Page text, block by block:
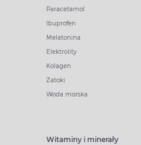
Paracetamol
Ibuprofen
Melatonina
Elektrolity
Kolagen
Zatoki
Woda morska
Witaminy i minerały